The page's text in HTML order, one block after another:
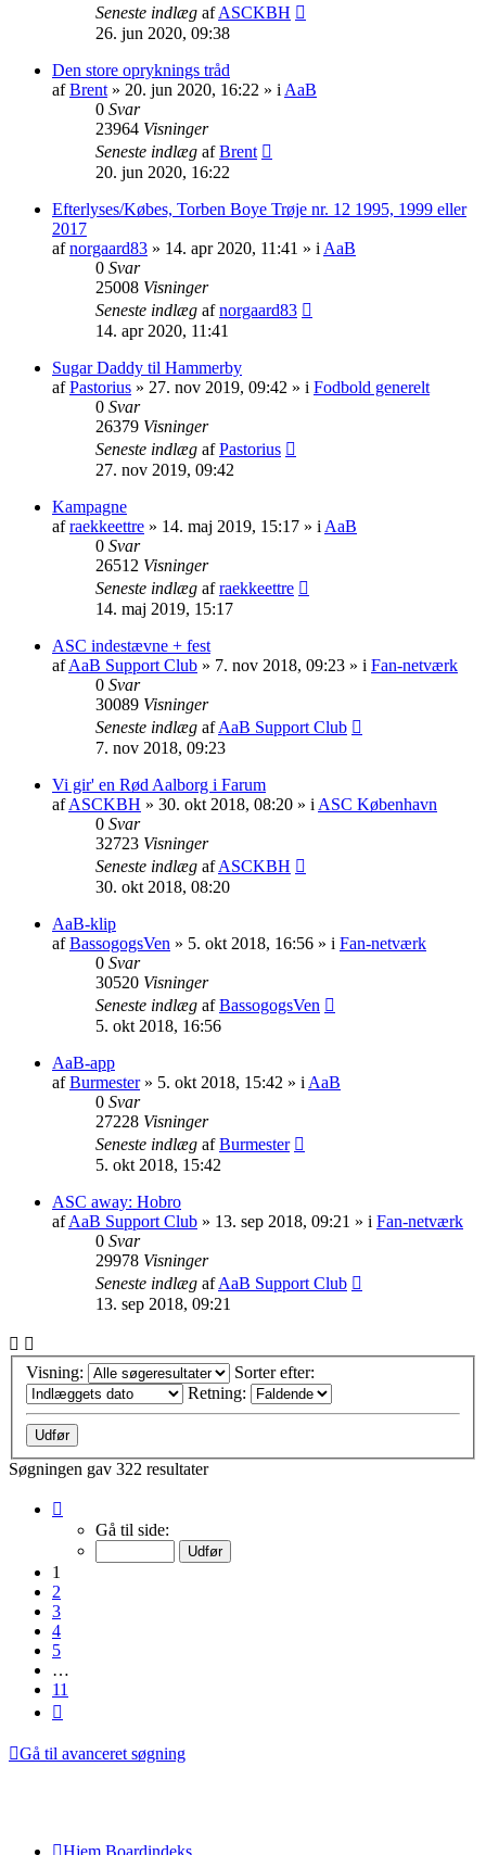
Seneste indlæg afASCKBH
26. jun 2020, 09:38
Den store opryknings tråd
afBrent » 20. jun 2020, 16:22 » i AaB
0 Svar
23964 Visninger
Seneste indlæg afBrent
20. jun 2020, 16:22
Efterlyses/Købes, Torben Boye Trøje nr. 12 1995, 1999 eller
2017
afnorgaard83 » 14. apr 2020, 11:41 » i AaB
0 Svar
25008 Visninger
Seneste indlæg afnorgaard83
14. apr 2020, 11:41
Sugar Daddy til Hammerby
afPastorius » 27. nov 2019, 09:42 » i Fodbold generelt
0 Svar
26379 Visninger
Seneste indlæg afPastorius
27. nov 2019, 09:42
Kampagne
afraekkeettre » 14. maj 2019, 15:17 » i AaB
0 Svar
26512 Visninger
Seneste indlæg afraekkeettre
14. maj 2019, 15:17
ASC indestævne + fest
afAaB Support Club » 7. nov 2018, 09:23 » i Fan-netværk
0 Svar
30089 Visninger
Seneste indlæg afAaB Support Club
7. nov 2018, 09:23
Vi gir' en Rød Aalborg i Farum
afASCKBH » 30. okt 2018, 08:20 » i ASC København
0 Svar
32723 Visninger
Seneste indlæg afASCKBH
30. okt 2018, 08:20
AaB-klip
afBassogogsVen » 5. okt 2018, 16:56 » i Fan-netværk
0 Svar
30520 Visninger
Seneste indlæg afBassogogsVen
5. okt 2018, 16:56
AaB-app
afBurmester» 5. okt 2018, 15:42 » i AaB
0 Svar
27228 Visninger
Seneste indlæg afBurmester
5. okt 2018, 15:42
ASC away: Hobro
afAaB Support Club » 13. sep 2018, 09:21 » i Fan-netværk
0 Svar
29978 Visninger
Seneste indlæg afAaB Support Club
13. sep 2018, 09:21
Visning:
Sorter efter:
Retning:
Søgningen gav 322 resultater
Gå til side:
1
2
3
4
5
…
11
Gå til avanceret søgning